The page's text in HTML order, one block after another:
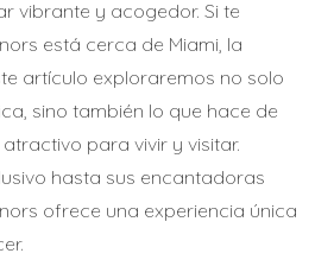
vibrante y acogedor. Si te
está cerca de Miami, la
artículo exploraremos no solo
sino también lo que hace de
para vivir y visitar.
hasta sus encantadoras
ofrece una experiencia única